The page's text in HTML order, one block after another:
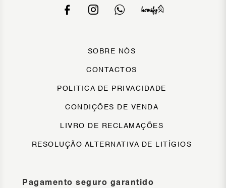
SOBRE NÓS
CONTACTOS
POLITICA DE PRIVACIDADE
CONDIÇÕES DE VENDA
LIVRO DE RECLAMAÇÕES
RESOLUÇÃO ALTERNATIVA DE LITÍGIOS
Pagamento seguro garantido